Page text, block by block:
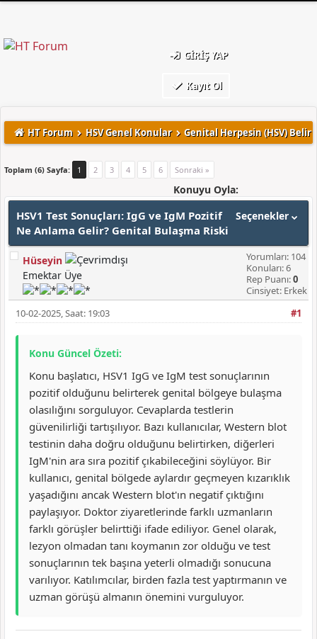
GIRIŞ YAP
Kayıt Ol
HT Forum HSV Genel Konular Genital Herpesin (HSV)
Toplam (6) Sayfa: 1 2 3 4 5 6 Sonraki »
Konuyu Oyla:
Seçenekler
HSV1 Test Sonuçları: IgG ve IgM Pozitif
Ne Anlama Gelir? Genital Bulaşma Riski
Hüseyin
Emektar Üye
Yorumları: 104
Konuları: 6
Rep Puanı:0
Cinsiyet: Erkek
#1
10-02-2025, Saat: 19:03
Konu Güncel Özeti:
Konu başlatıcı, HSV1 IgG ve IgM test sonuçlarının
pozitif olduğunu belirterek genital bölgeye bulaşma
olasılığını sorguluyor. Cevaplarda testlerin
güvenilirliği tartışılıyor. Bazı kullanıcılar, Western blot
testinin daha doğru olduğunu belirtirken, diğerleri
IgM'nin ara sıra pozitif çıkabileceğini söylüyor. Bir
kullanıcı, genital bölgede aylardır geçmeyen kızarıklık
yaşadığını ancak Western blot'ın negatif çıktığını
paylaşıyor. Doktor ziyaretlerinde farklı uzmanların
farklı görüşler belirttiği ifade ediliyor. Genel olarak,
lezyon olmadan tanı koymanın zor olduğu ve test
sonuçlarının tek başına yeterli olmadığı sonucuna
varılıyor. Katılımcılar, birden fazla test yaptırmanın ve
uzman görüşü almanın önemini vurguluyor.